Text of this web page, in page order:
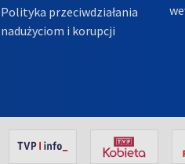
Polityka przeciwdziałania
nadużyciom i korupcji